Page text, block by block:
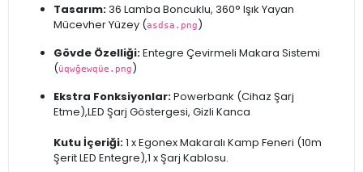
Tasarım:36 Lamba Boncuklu, 360° Işık Yayan
Mücevher Yüzey (asdsa.png)
Gövde Özelliği:Entegre Çevirmeli Makara Sistemi
(üqwğewqüe.png)
Ekstra Fonksiyonlar:Powerbank (Cihaz Şarj
Etme),LED Şarj Göstergesi, Gizli Kanca
Kutu İçeriği:1 x Egonex Makaralı Kamp Feneri (10m
Şerit LED Entegre),1 x Şarj Kablosu.